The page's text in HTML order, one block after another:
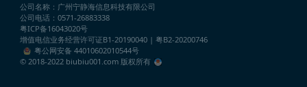
公司名称：广州宁静海信息科技有限公司
公司电话：0571-26883338
粤ICP备16043020号
增值电信业务经营许可证B1-20190040 | 粤B2-20200746
粤公网安备 44010602010544号
© 2018-2022 biubiu001.com 版权所有